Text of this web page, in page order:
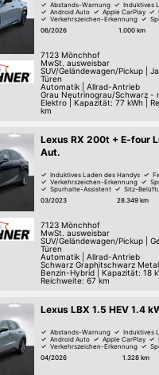
Abstands-Warnung
Induktives
Android Auto
Apple CarPlay
Verkehrszeichen-Erkennung
Spurhalte-Assistent
06/2026 1.000 km
7123 Mönchhof
MwSt. ausweisbar
SUV/Geländewagen/Pickup|
Türen
Automatik| Allrad-Antrieb
Grau Neutrinograu/Schwarz -
Elektro
Kapazität: 77 kWh |
km
Lexus RX 200t + E-four
Aut.
Induktives Laden des Handys
Verkehrszeichen-Erkennung
Spurhalte-Assistent
Sitz-
Schaltwippen
03/2023 28.349 km
7123 Mönchhof
MwSt. ausweisbar
SUV/Geländewagen/Pickup|
Türen
Automatik| Allrad-Antrieb
Schwarz Graphitschwarz
Benzin-Hybrid
Kapazität: 18
Reichweite: 67 km
Lexus LBX 1.5 HEV 1.4
Abstands-Warnung
Induktives
Android Auto
Apple CarPlay
Verkehrszeichen-Erkennung
Spurhalte-Assistent
04/2026 1.328 km